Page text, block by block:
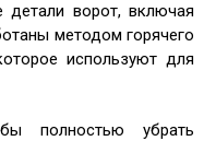
детали ворот, включая
методом горячего
используют для
полностью убрать